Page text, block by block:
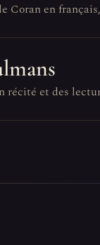
Coran en
récité et des